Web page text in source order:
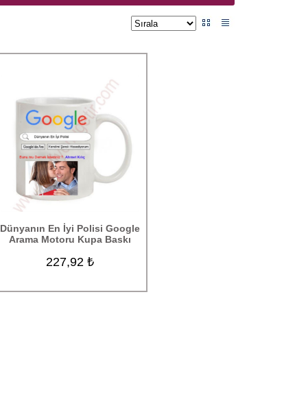
Dünyanın En İyi Polisi Google
Arama Motoru Kupa Baskı
227,92 ₺